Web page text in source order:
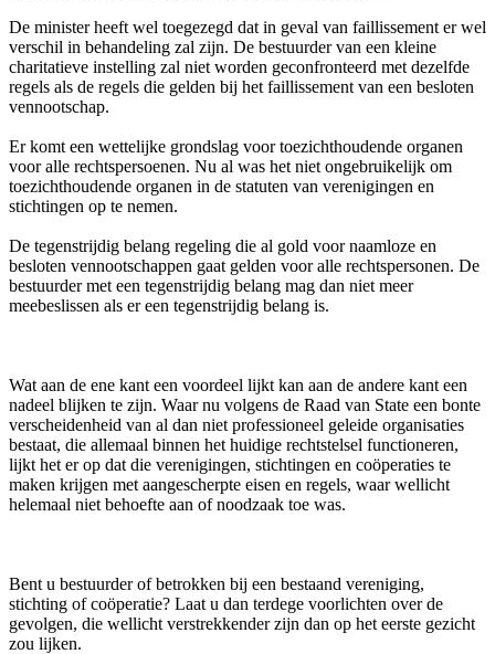
De minister heeft wel toegezegd dat in geval van faillissement er wel
verschil in behandeling zal zijn. De bestuurder van een kleine
charitatieve instelling zal niet worden geconfronteerd met dezelfde
regels als de regels die gelden bij het faillissement van een besloten
vennootschap.
Er komt een wettelijke grondslag voor toezichthoudende organen
voor alle rechtspersoenen. Nu al was het niet ongebruikelijk om
toezichthoudende organen in de statuten van verenigingen en
stichtingen op te nemen.
De tegenstrijdig belang regeling die al gold voor naamloze en
besloten vennootschappen gaat gelden voor alle rechtspersonen. De
bestuurder met een tegenstrijdig belang mag dan niet meer
meebeslissen als er een tegenstrijdig belang is.
Wat aan de ene kant een voordeel lijkt kan aan de andere kant een
nadeel blijken te zijn. Waar nu volgens de Raad van State een bonte
verscheidenheid van al dan niet professioneel geleide organisaties
bestaat, die allemaal binnen het huidige rechtstelsel functioneren,
lijkt het er op dat die verenigingen, stichtingen en coöperaties te
maken krijgen met aangescherpte eisen en regels, waar wellicht
helemaal niet behoefte aan of noodzaak toe was.
Bent u bestuurder of betrokken bij een bestaand vereniging,
stichting of coöperatie? Laat u dan terdege voorlichten over de
gevolgen, die wellicht verstrekkender zijn dan op het eerste gezicht
zou lijken.